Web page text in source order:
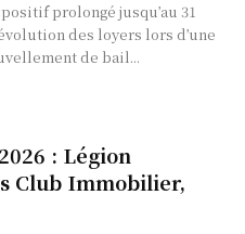
prolongé jusqu’au 31
des loyers lors d’une
de bail...
: Légion
Club Immobilier,